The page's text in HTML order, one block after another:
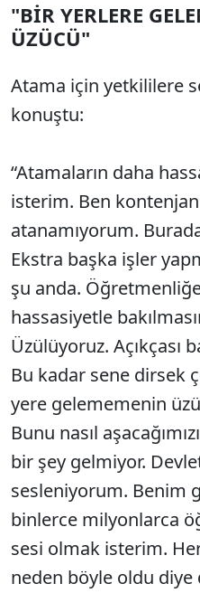
"BİR YERLERE
ÜZÜCÜ"
Atama için yetkililere
konuştu:
“Atamaların daha
isterim. Ben kontenjan
atanamıyorum.
Ekstra başka işler
şu anda.
hassasiyetle
Üzülüyoruz. Açıkçası
Bu kadar sene dirsek
yere gelememenin
Bunu nasıl
bir şey gelmiyor.
sesleniyorum. Benim
binlerce milyonlarca
sesi olmak isterim.
neden böyle oldu